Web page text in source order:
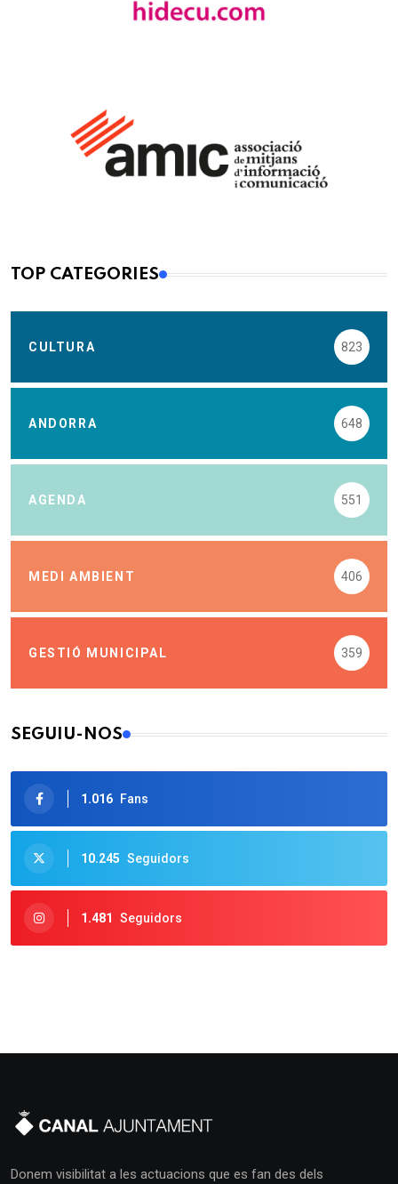
TOP CATEGORIES
CULTURA 823
ANDORRA 648
AGENDA 551
MEDI AMBIENT 406
GESTIÓ MUNICIPAL 359
SEGUIU-NOS
1.016 Fans
10.245 Seguidors
1.481 Seguidors
Donem visibilitat a les actuacions que es fan des dels